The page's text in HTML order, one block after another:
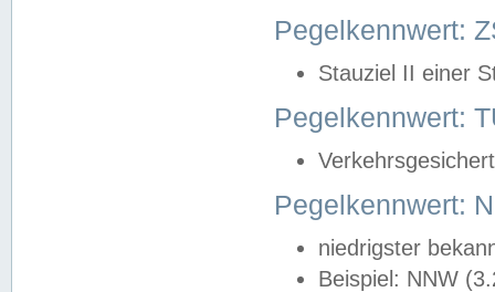
Pegelkennwert:
Stauziel II einer
Pegelkennwert:
Pegelkennwert:
niedrigster
Beispiel: NNW